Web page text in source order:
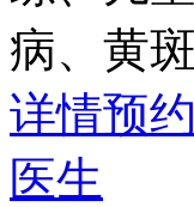
病、黄
详情预约
医生